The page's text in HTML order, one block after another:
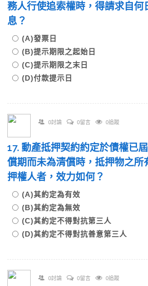
務人行使追索權時，得請求自何
息？
(A)發票日
(B)提示期限之起始日
(C)提示期限之末日
(D)付款提示日
0討論 0留言 0追蹤
17. 動產抵押契約約定於債權已
償期而未為清償時，抵押物之所
押權人者，效力如何？
(A)其約定為有效
(B)其約定為無效
(C)其約定不得對抗第三人
(D)其約定不得對抗善意第三人
0討論 0留言 0追蹤